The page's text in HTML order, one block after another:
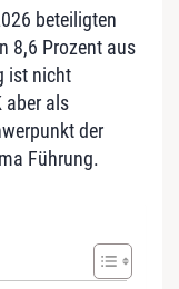
beteiligten
8,6 Prozent aus
ist nicht
aber als
der
Führung.